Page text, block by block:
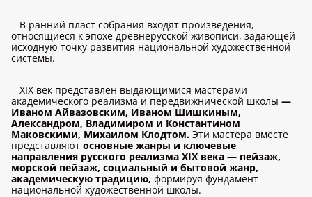
В ранний пласт собрания входят произведения,
относящиеся к эпохе древнерусской живописи, задающей
исходную точку развития национальной художественной
системы.
XIX век представлен выдающимися мастерами
академического реализма и передвижнической школы —
Иваном Айвазовским, Иваном Шишкиным,
Александром, Владимиром и Константином
Маковскими, Михаилом Клодтом. Эти мастера вместе
представляют основные жанры и ключевые
направления русского реализма XIX века — пейзаж,
морской пейзаж, социальный и бытовой жанр,
академическую традицию, формируя фундамент
национальной художественной школы.